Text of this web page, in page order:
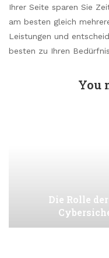
Ihrer Seite sparen Sie
am besten gleich
Leistungen und
besten zu Ihren
You
Die Rolle